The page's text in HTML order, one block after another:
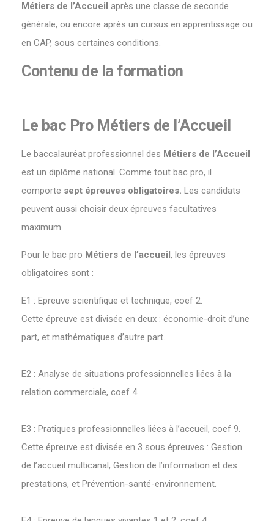
Métiers de l’Accueil après une classe de seconde
générale, ou encore après un cursus en apprentissage ou
en CAP, sous certaines conditions.
Contenu de la formation
Le bac Pro Métiers de l’Accueil
Le baccalauréat professionnel des Métiers de l’Accueil
est un diplôme national. Comme tout bac pro, il
comporte sept épreuves obligatoires. Les candidats
peuvent aussi choisir deux épreuves facultatives
maximum.
Pour le bac pro Métiers de l’accueil, les épreuves
obligatoires sont :
E1 : Epreuve scientifique et technique, coef 2.
Cette épreuve est divisée en deux : économie-droit d’une
part, et mathématiques d’autre part.
E2 : Analyse de situations professionnelles liées à la
relation commerciale, coef 4
E3 : Pratiques professionnelles liées à l’accueil, coef 9.
Cette épreuve est divisée en 3 sous épreuves : Gestion
de l’accueil multicanal, Gestion de l’information et des
prestations, et Prévention-santé-environnement.